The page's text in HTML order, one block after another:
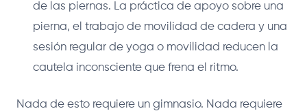
de las piernas. La práctica de apoyo sobre una
pierna, el trabajo de movilidad de cadera y una
sesión regular de yoga o movilidad reducen la
cautela inconsciente que frena el ritmo.
Nada de esto requiere un gimnasio. Nada requiere